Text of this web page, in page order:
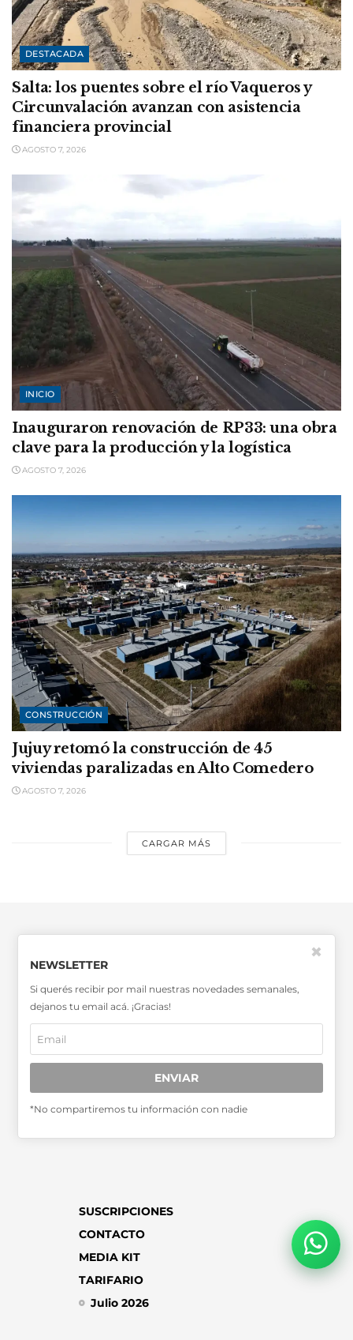
DESTACADA
Salta: los puentes sobre el río Vaqueros y
Circunvalación avanzan con asistencia
financiera provincial
AGOSTO 7, 2026
INICIO
Inauguraron renovación de RP33: una obra
clave para la producción y la logística
AGOSTO 7, 2026
CONSTRUCCIÓN
Jujuy retomó la construcción de 45
viviendas paralizadas en Alto Comedero
AGOSTO 7, 2026
CARGAR MÁS
SABER MÁS >>
OTRAS PUBLICACIONES >>
ADEPA
SUSCRIPCIONES
CONTACTO
MEDIA KIT
TARIFARIO
Julio 2026
NEWSLETTER
Si querés recibir por mail nuestras novedades semanales,
dejanos tu email acá. ¡Gracias!
ENVIAR
*No compartiremos tu información con nadie
✖